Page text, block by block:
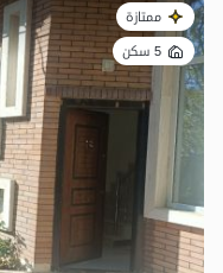
ممتازة
5 سكن